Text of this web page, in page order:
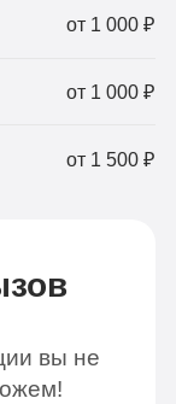
от 1 000 ₽
от 1 000 ₽
от 1 500 ₽
вы не